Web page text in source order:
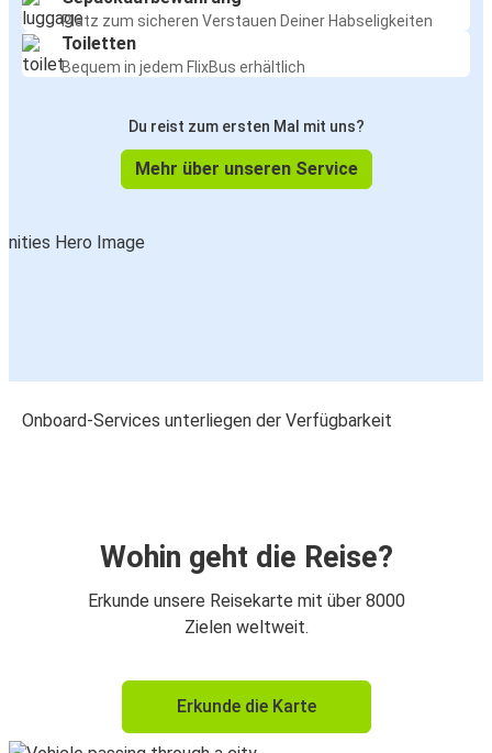
Platz zum sicheren Verstauen Deiner Habseligkeiten
Toiletten
Bequem in jedem FlixBus erhältlich
Du reist zum ersten Mal mit uns?
Mehr über unseren Service
Onboard-Services unterliegen der Verfügbarkeit
Wohin geht die Reise?
Erkunde unsere Reisekarte mit über 8000
Zielen weltweit.
Erkunde die Karte